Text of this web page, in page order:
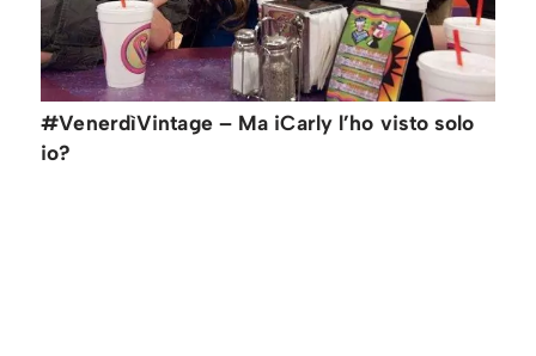
#VenerdìVintage – Ma iCarly l’ho visto solo
io?